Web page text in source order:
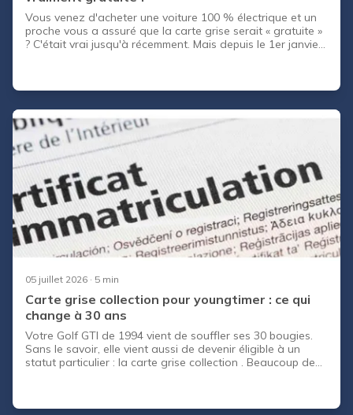
Vous venez d'acheter une voiture 100 % électrique et un
proche vous a assuré que la carte grise serait « gratuite »
? C'était vrai jusqu'à récemment. Mais depuis le 1er janvier
Entre l'exonération de la taxe régionale, les taxes fixes
incompressibles et les différences d'
05 juillet 2026 · 5 min
Carte grise collection pour youngtimer : ce qui
change à 30 ans
Votre Golf GTI de 1994 vient de souffler ses 30 bougies.
Sans le savoir, elle vient aussi de devenir éligible à un
statut particulier : la carte grise collection . Beaucoup de